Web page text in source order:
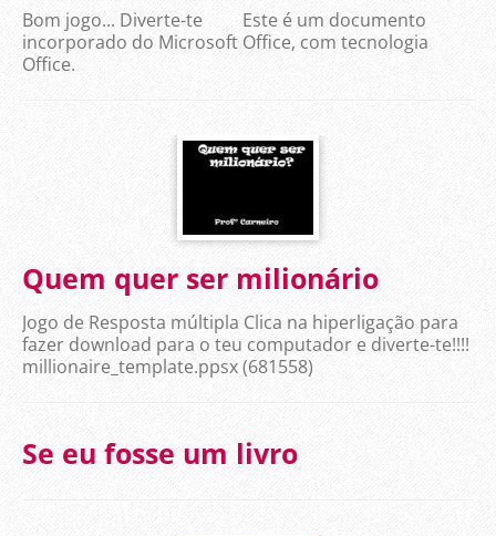
Bom jogo... Diverte-te Este é um documento
incorporado do Microsoft Office, com tecnologia
Office.
Quem quer ser milionário
Jogo de Resposta múltipla Clica na hiperligação para
fazer download para o teu computador e diverte-te!!!!
millionaire_template.ppsx (681558)
Se eu fosse um livro